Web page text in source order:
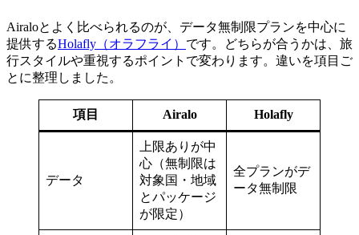
Airaloとよく比べられるのが、データ無制限プランを中心に
提供するHolafly（オラフライ） です。どちらが合うかは、旅
行スタイルや重視するポイントで変わります。違いを項目ご
とに整理しました。
項目 Airalo Holafly
データ
上限ありが中
心（無制限は
対象国・地域
とパッケージ
が限定）
全プランがデ
ータ無制限